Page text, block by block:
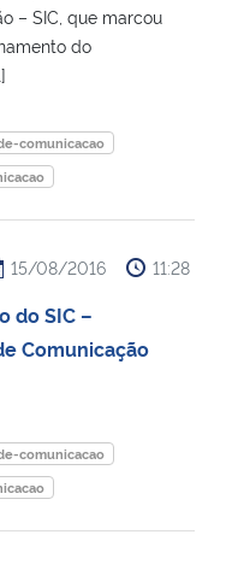
– SIC, que marcou
do
comunicacao
15/08/2016 11:28
do SIC –
Comunicação
comunicacao